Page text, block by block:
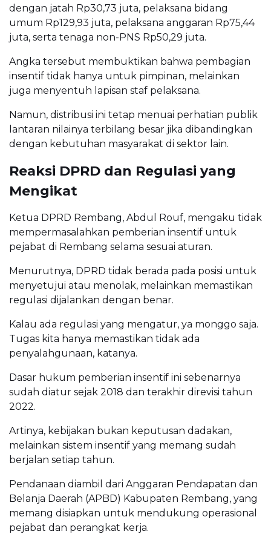
dengan jatah Rp30,73 juta, pelaksana bidang
umum Rp129,93 juta, pelaksana anggaran Rp75,44
juta, serta tenaga non-PNS Rp50,29 juta.
Angka tersebut membuktikan bahwa pembagian
insentif tidak hanya untuk pimpinan, melainkan
juga menyentuh lapisan staf pelaksana.
Namun, distribusi ini tetap menuai perhatian publik
lantaran nilainya terbilang besar jika dibandingkan
dengan kebutuhan masyarakat di sektor lain.
Reaksi DPRD dan Regulasi yang
Mengikat
Ketua DPRD Rembang, Abdul Rouf, mengaku tidak
mempermasalahkan pemberian insentif untuk
pejabat di Rembang selama sesuai aturan.
Menurutnya, DPRD tidak berada pada posisi untuk
menyetujui atau menolak, melainkan memastikan
regulasi dijalankan dengan benar.
Kalau ada regulasi yang mengatur, ya monggo saja.
Tugas kita hanya memastikan tidak ada
penyalahgunaan, katanya.
Dasar hukum pemberian insentif ini sebenarnya
sudah diatur sejak 2018 dan terakhir direvisi tahun
2022.
Artinya, kebijakan bukan keputusan dadakan,
melainkan sistem insentif yang memang sudah
berjalan setiap tahun.
Pendanaan diambil dari Anggaran Pendapatan dan
Belanja Daerah (APBD) Kabupaten Rembang, yang
memang disiapkan untuk mendukung operasional
pejabat dan perangkat kerja.